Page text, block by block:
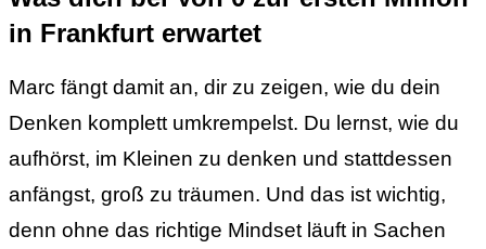
in Frankfurt erwartet
Marc fängt damit an, dir zu zeigen, wie du dein
Denken komplett umkrempelst. Du lernst, wie du
aufhörst, im Kleinen zu denken und stattdessen
anfängst, groß zu träumen. Und das ist wichtig,
denn ohne das richtige Mindset läuft in Sachen